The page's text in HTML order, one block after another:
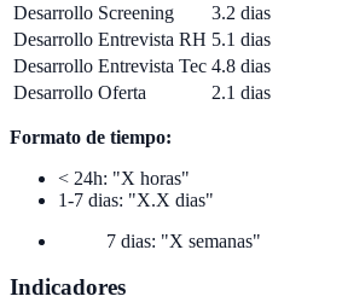
Desarrollo Screening
3.2 dias
Desarrollo Entrevista RH 5.1 dias
Desarrollo Entrevista Tec 4.8 dias
Desarrollo Oferta 2.1 dias
Formato de tiempo:
< 24h: "X horas"
1-7 dias: "X.X dias"
7 dias: "X semanas"
Indicadores